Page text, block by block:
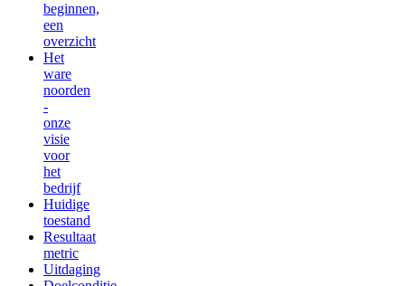
beginnen,
een
overzicht
Het
ware
noorden
-
onze
visie
voor
het
bedrijf
Huidige
toestand
Resultaat
metric
Uitdaging